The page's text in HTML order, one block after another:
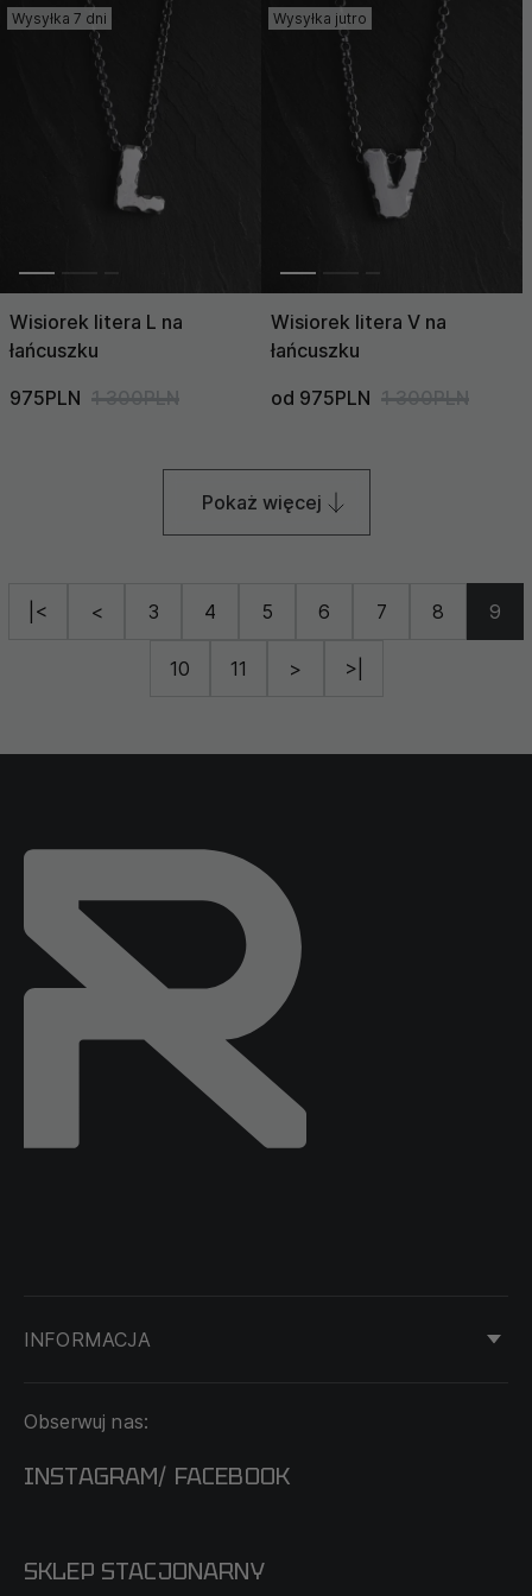
Wysyłka 7 dni
Wisiorek litera L na
łańcuszku
975PLN 1 300PLN
Wysyłka jutro
Wisiorek litera V na
łańcuszku
od 975PLN 1 300PLN
Pokaż więcej
|< < 3 4 5 6 7 8 9
10 11 > >|
INFORMACJA
DOSTAWA I PŁATNOŚĆ
O NAS
MAPA SERWISU
Obserwuj nas:
INSTAGRAM/ FACEBOOK
SKLEP STACJONARNY